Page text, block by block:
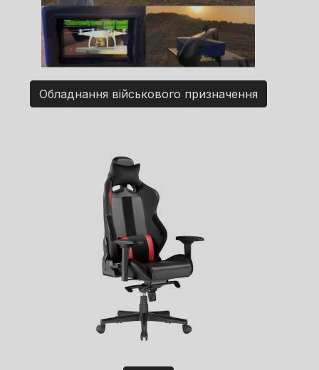
Обладнання військового призначення